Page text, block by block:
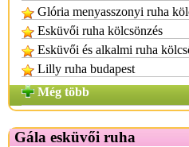
Glória menyasszonyi ruha
Esküvői ruha kölcsönzés
Esküvői és alkalmi ruha
Lilly ruha budapest
Még több
Gála esküvői ruha